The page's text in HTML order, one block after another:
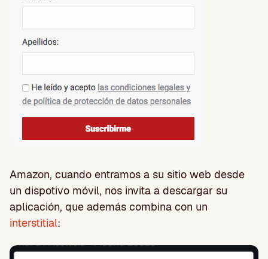
Amazon, cuando entramos a su sitio web desde
un dispotivo móvil, nos invita a descargar su
aplicación, que además combina con un
interstitial: